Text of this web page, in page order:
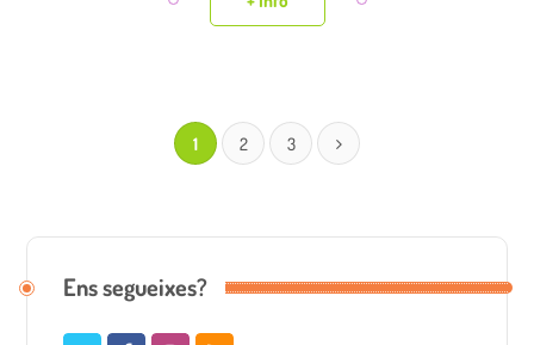
1 2 3
Ens segueixes?